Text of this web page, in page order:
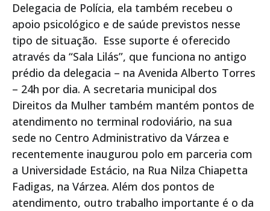
Delegacia de Polícia, ela também recebeu o
apoio psicológico e de saúde previstos nesse
tipo de situação. Esse suporte é oferecido
através da “Sala Lilás”, que funciona no antigo
prédio da delegacia – na Avenida Alberto Torres
– 24h por dia. A secretaria municipal dos
Direitos da Mulher também mantém pontos de
atendimento no terminal rodoviário, na sua
sede no Centro Administrativo da Várzea e
recentemente inaugurou polo em parceria com
a Universidade Estácio, na Rua Nilza Chiapetta
Fadigas, na Várzea. Além dos pontos de
atendimento, outro trabalho importante é o da